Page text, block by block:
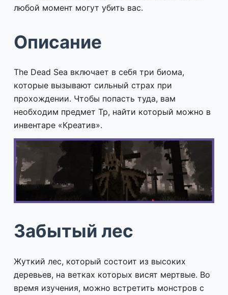
любой момент могут убить вас.
Описание
The Dead Sea включает в себя три биома,
которые вызывают сильный страх при
прохождении. Чтобы попасть туда, вам
необходим предмет Тр, найти который можно в
инвентаре «Креатив».
Забытый лес
Жуткий лес, который состоит из высоких
деревьев, на ветках которых висят мертвые. Во
время изучения, можно встретить монстров с